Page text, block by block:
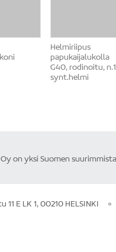
Helmiriipus
papukaijalukolla
G40, rodinoitu,
synt.helmi
on yksi Suomen
11 E LK 1, 00210 HELSINKI